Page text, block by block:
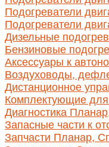
Подогреватели
Подогреватели
Дизельные
Бензиновые
Аксессуары к
Воздуховоды,
Дистанционное
Комплектующие для
Диагностика
Запасные части к
Запчасти Планар,